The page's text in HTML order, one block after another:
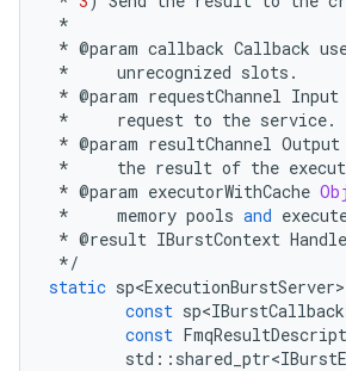
*
* @param callback Callback
*
unrecognized slots .
* @param requestChannel Input
*
request to the service.
* @param resultChannel Output
*
the result of the
* @param executorWithCache
*
memory pools and
* @result IBurstContext Handle
*/
static sp<ExecutionBurstServer>
const
const
std ::